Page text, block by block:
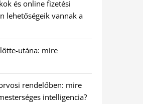
és online fizetési
lehetőségeik vannak a
utána: mire
rendelőben: mire
intelligencia?